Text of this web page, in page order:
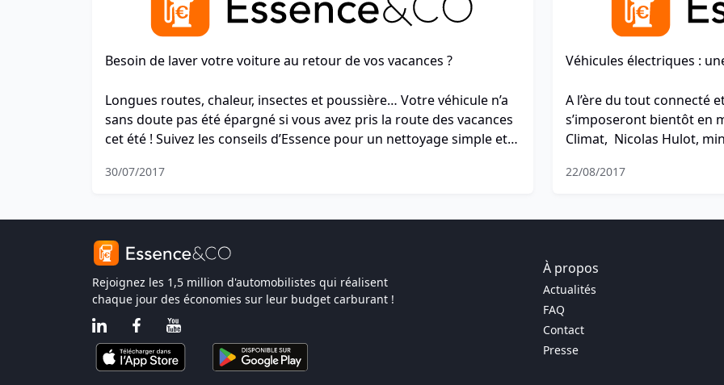
Besoin de laver votre voiture au retour de vos vacances ?
Longues routes, chaleur, insectes et poussière… Votre véhicule n’a
sans doute pas été épargné si vous avez pris la route des vacances
cet été ! Suivez les conseils d’Essence pour un nettoyage simple et
30/07/2017
Véhicules électriques :
A l’ère du tout connecté
s’imposeront bientôt en
Climat, Nicolas Hulot,
véhicule essence et
une voiture connectée,
crieront au scandale.
sans vibration ! Et oui,
22/08/2017
Rejoignez les 1,5 million d'automobilistes qui réalisent
chaque jour des économies sur leur budget carburant !
À propos
Actualités
FAQ
Contact
Presse